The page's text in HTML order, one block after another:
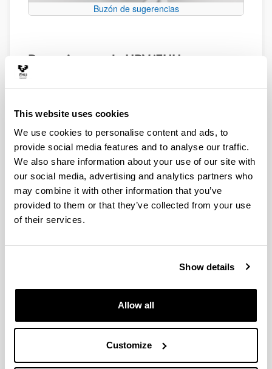
This website uses cookies
We use cookies to personalise content and ads, to
provide social media features and to analyse our traffic.
We also share information about your use of our site with
our social media, advertising and analytics partners who
may combine it with other information that you’ve
provided to them or that they’ve collected from your use
of their services.
Show details
Allow all
Customize
Buzón de sugerencias
Donaciones a la UPV/EHU
aceptación de donaciones
Inicio: Presentación del documento que se facilita
por la UPV/EHU y que se señala en la parte
inferior de esta página, dirigido a la Vicegerencia
de Patrimonio y Contratación.
Informes: Recibido el documento se solicitan
informes al destinatario de la donación, (Centro,
Departamento, Campus, etc.), a la Vicegerencia
del Campus en el que se encuentre éste, informe
de valoración económica e informe del Servicio
de Patrimonio.
Gerencia de la UPV/EHU.
Rector o Rectora de la UPV/EHU.
Formalización de la donación mediante acta de
entrega o, en su caso, escritura pública. En los
ingreso en la cuenta de la UPV/EHU que se
indique.